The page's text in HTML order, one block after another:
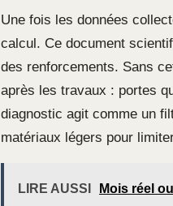
Une fois les données
calcul. Ce document
des renforcements. Sans
après les travaux : portes
diagnostic agit comme un
matériaux légers pour
LIRE AUSSI Mois réel